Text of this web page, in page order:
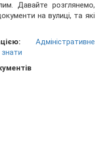
Давайте розглянемо,
на вулиці, та які
Адміністративне